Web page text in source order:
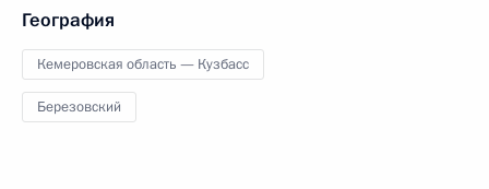
География
Кемеровская область — Кузбасс
Березовский